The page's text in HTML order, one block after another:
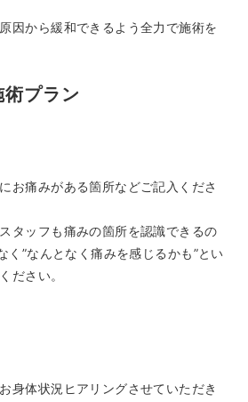
因から緩和できるよう全力で施術を
プラン
お痛みがある箇所などご記入くださ
タッフも痛みの箇所を認識できるの
く”なんとなく痛みを感じるかも”とい
ださい。
身体状況ヒアリングさせていただき